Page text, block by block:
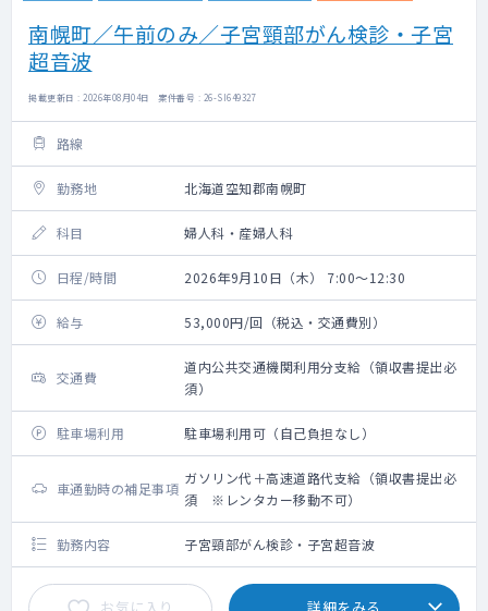
南幌町／午前のみ／子宮頸部がん検診・子宮
超音波
掲載更新日 : 2026年08月04日 案件番号 : 26-SI649327
路線
勤務地 北海道空知郡南幌町
科目 婦人科・産婦人科
日程/時間 2026年9月10日（木） 7:00～12:30
給与 53,000円/回（税込・交通費別）
交通費
道内公共交通機関利用分支給（領収書提出必
須）
駐車場利用 駐車場利用可（自己負担なし）
車通勤時の補足事項
ガソリン代＋高速道路代支給（領収書提出必
須 ※レンタカー移動不可）
勤務内容 子宮頸部がん検診・子宮超音波